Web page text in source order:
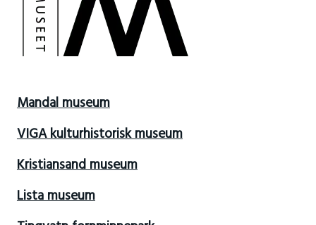
Mandal museum
VIGA kulturhistorisk museum
Kristiansand museum
Lista museum